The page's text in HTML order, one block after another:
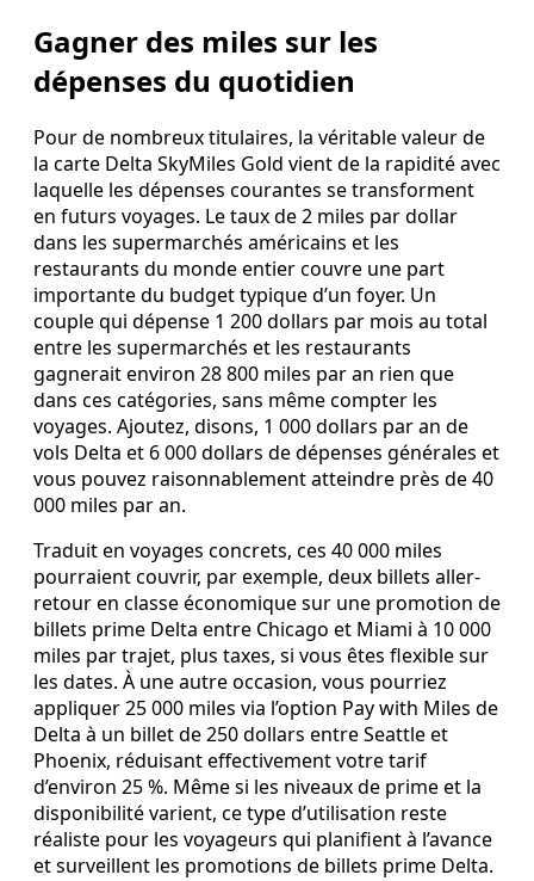
Gagner des miles sur les
dépenses du quotidien
Pour de nombreux titulaires, la véritable valeur de
la carte Delta SkyMiles Gold vient de la rapidité avec
laquelle les dépenses courantes se transforment
en futurs voyages. Le taux de 2 miles par dollar
dans les supermarchés américains et les
restaurants du monde entier couvre une part
importante du budget typique d’un foyer. Un
couple qui dépense 1 200 dollars par mois au total
entre les supermarchés et les restaurants
gagnerait environ 28 800 miles par an rien que
dans ces catégories, sans même compter les
voyages. Ajoutez, disons, 1 000 dollars par an de
vols Delta et 6 000 dollars de dépenses générales et
vous pouvez raisonnablement atteindre près de 40
000 miles par an.
Traduit en voyages concrets, ces 40 000 miles
pourraient couvrir, par exemple, deux billets aller-
retour en classe économique sur une promotion de
billets prime Delta entre Chicago et Miami à 10 000
miles par trajet, plus taxes, si vous êtes flexible sur
les dates. À une autre occasion, vous pourriez
appliquer 25 000 miles via l’option Pay with Miles de
Delta à un billet de 250 dollars entre Seattle et
Phoenix, réduisant effectivement votre tarif
d’environ 25 %. Même si les niveaux de prime et la
disponibilité varient, ce type d’utilisation reste
réaliste pour les voyageurs qui planifient à l’avance
et surveillent les promotions de billets prime Delta.